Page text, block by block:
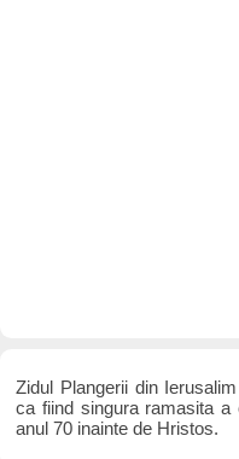
Zidul Plangerii din
ca fiind singura ramasita a
anul 70 inainte de Hristos.